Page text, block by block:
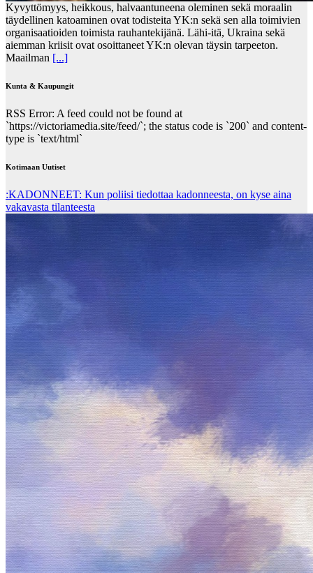
Kyvyttömyys, heikkous, halvaantuneena oleminen sekä moraalin
täydellinen katoaminen ovat todisteita YK:n sekä sen alla toimivien
organisaatioiden toimista rauhantekijänä. Lähi-itä, Ukraina sekä
aiemman kriisit ovat osoittaneet YK:n olevan täysin tarpeeton.
Maailman [...]
Kunta & Kaupungit
RSS Error: A feed could not be found at
`https://victoriamedia.site/feed/`; the status code is `200` and content-
type is `text/html`
Kotimaan Uutiset
:KADONNEET: Kun poliisi tiedottaa kadonneesta, on kyse aina
vakavasta tilanteesta